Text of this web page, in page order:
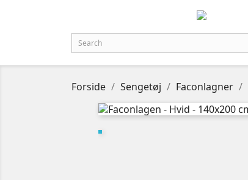
Forside Sengetøj Faconlagner